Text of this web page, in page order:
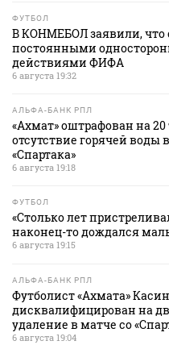
ФУТБОЛ
В КОНМЕБОЛ заявили, что
постоянными
действиями ФИФА
6 августа 19:32
АЛЬФА-БАНК РПЛ
«Ахмат» оштрафован на
отсутствие горячей воды
«Спартака»
6 августа 19:18
ФУТБОЛ
«Столько лет
наконец-то дождался
6 августа 19:15
АЛЬФА-БАНК РПЛ
Футболист «Ахмата»
дисквалифицирован на
удаление в матче со
6 августа 19:04